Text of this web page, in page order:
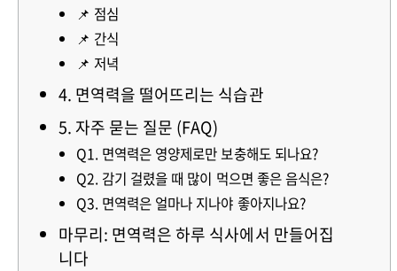
📌 점심
📌 간식
📌 저녁
4. 면역력을 떨어뜨리는 식습관
5. 자주 묻는 질문 (FAQ)
Q1. 면역력은 영양제로만 보충해도 되나요?
Q2. 감기 걸렸을 때 많이 먹으면 좋은 음식은?
Q3. 면역력은 얼마나 지나야 좋아지나요?
마무리: 면역력은 하루 식사에서 만들어집
니다